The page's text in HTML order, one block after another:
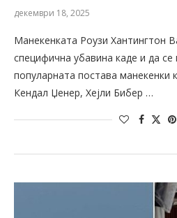
декември 18, 2025
Манекенката Роузи Хантингтон
специфична убавина каде и да
популарната постава манекенки
Кендал Џенер, Хејли Бибер …